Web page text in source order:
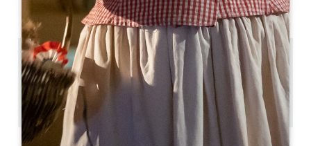
PM PM PM PM PM PM PM
2.9 km
1h
50
Copier code GPS